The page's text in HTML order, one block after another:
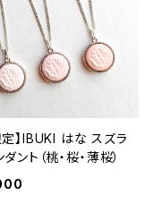
IBUKI はな スズラ
ント（桃・桜・薄桜）